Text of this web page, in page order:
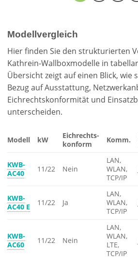
Modellvergleich
Hier finden Sie den strukturierten
Kathrein-Wallboxmodelle in
Übersicht zeigt auf einen Blick, wie
Bezug auf Ausstattung,
Eichrechtskonformität und
unterscheiden. ​​
Modell kW
Eichrechts-
konform
Komm.
KWB-
AC40
11/22 Nein
LAN,
WLAN,
TCP/IP
KWB-
AC40 E
11/22 Ja
LAN,
WLAN,
TCP/IP
KWB-
AC60
11/22 Nein
LAN,
WLAN,
LTE,
TCP/IP